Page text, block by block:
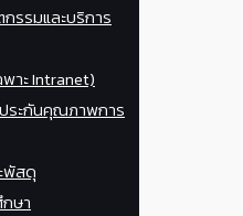
รรมและบริการ
าะ Intranet)
ประกันคุณภาพการ
พัสดุ
ษา